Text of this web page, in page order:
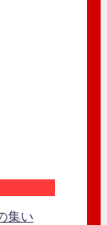
集い